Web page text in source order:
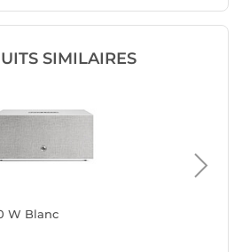
SIMILAIRES
W Blanc